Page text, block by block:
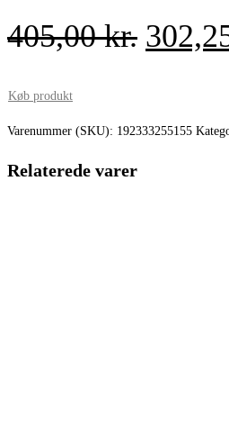
405,00kr. Den
var:
Køb produkt
Varenummer (SKU): 192333255155
Relaterede varer